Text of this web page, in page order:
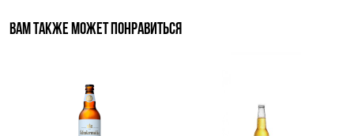
ВАМ ТАКЖЕ МОЖЕТ ПОНРАВИТЬСЯ